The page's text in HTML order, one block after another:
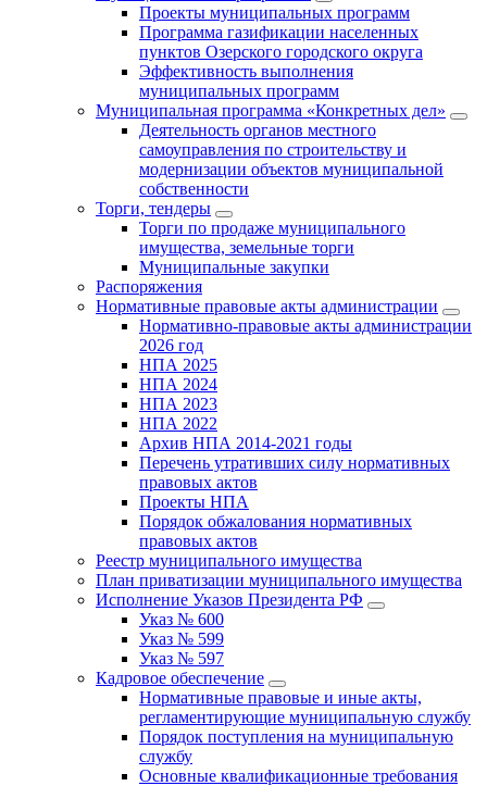
Проекты муниципальных программ
Программа газификации населенных
пунктов Озерского городского округа
Эффективность выполнения
муниципальных программ
Муниципальная программа «Конкретных дел»
Деятельность органов местного
самоуправления по строительству и
модернизации объектов муниципальной
собственности
Торги, тендеры
Торги по продаже муниципального
имущества, земельные торги
Муниципальные закупки
Распоряжения
Нормативные правовые акты администрации
Нормативно-правовые акты администрации
2026 год
НПА 2025
НПА 2024
НПА 2023
НПА 2022
Архив НПА 2014-2021 годы
Перечень утративших силу нормативных
правовых актов
Проекты НПА
Порядок обжалования нормативных
правовых актов
Реестр муниципального имущества
План приватизации муниципального имущества
Исполнение Указов Президента РФ
Указ № 600
Указ № 599
Указ № 597
Кадровое обеспечение
Нормативные правовые и иные акты,
регламентирующие муниципальную службу
Порядок поступления на муниципальную
службу
Основные квалификационные требования